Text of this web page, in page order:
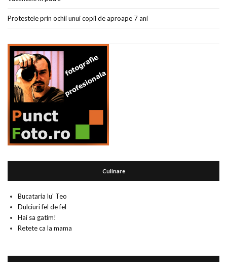
Protestele prin ochii unui copil de aproape 7 ani
Culinare
Bucataria lu' Teo
Dulciuri fel de fel
Hai sa gatim!
Retete ca la mama